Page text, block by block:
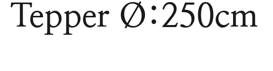
Tepper Ø:250cm